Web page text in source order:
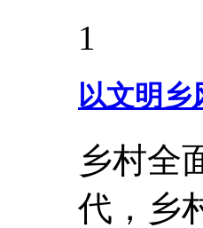
1
以文明乡
乡村全
代，乡